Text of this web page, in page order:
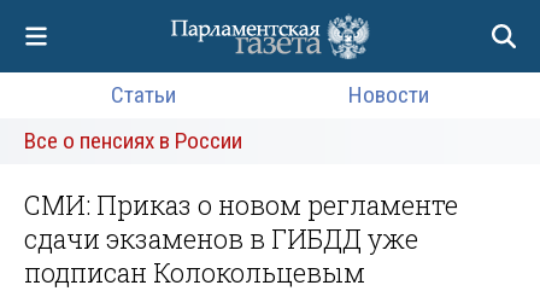
Статьи
Новости
Все о пенсиях в России
СМИ: Приказ о новом регламенте
сдачи экзаменов в ГИБДД уже
подписан Колокольцевым